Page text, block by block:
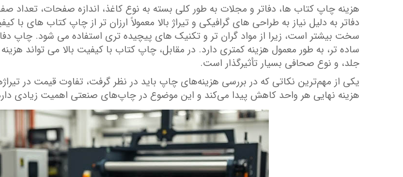
هزینه چاپ کتاب‌ ها، دفاتر و مجلات به طور کلی بسته به نوع کاغذ، اندازه صفحات،
دفاتر به دلیل نیاز به طراحی ‌های گرافیکی و تیراژ بالا معمولاً ارزان ‌تر از چاپ کتاب‌ های
سخت بیشتر است، زیرا از مواد گران‌ تر و تکنیک ‌های پیچیده ‌تری استفاده می ‌شود. چاپ
ساده‌ تر، به‌ طور معمول هزینه کمتری دارد. در مقابل، چاپ کتاب با کیفیت بالا می ‌تواند
جلد، و نوع صحافی بسیار تأثیرگذار است.
یکی از مهم‌ترین نکاتی که در بررسی هزینه‌های چاپ باید در نظر گرفت، تفاوت قیمت در
هزینه نهایی هر واحد کاهش پیدا می‌کند و این موضوع در چاپ‌های صنعتی اهمیت زیادی